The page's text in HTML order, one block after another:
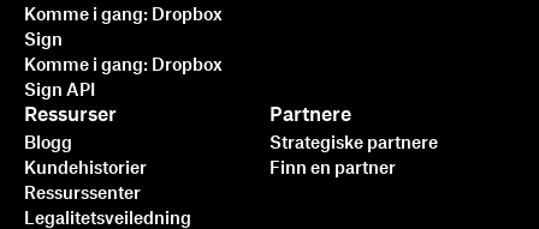
Komme i gang: Dropbox
Sign
Komme i gang: Dropbox
Sign API
Ressurser
Blogg
Kundehistorier
Ressurssenter
Legalitetsveiledning
Partnere
Strategiske partnere
Finn en partner